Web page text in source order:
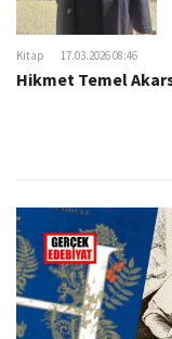
Kitap 17.03.2026 08:46
Hikmet Temel